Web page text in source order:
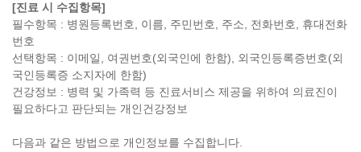
[진료 시 수집항목]
필수항목 : 병원등록번호, 이름, 주민번호, 주소, 전화번호, 휴대전화
번호
선택항목 : 이메일, 여권번호(외국인에 한함), 외국인등록증번호(외
국인등록증 소지자에 한함)
건강정보 : 병력 및 가족력 등 진료서비스 제공을 위하여 의료진이
필요하다고 판단되는 개인건강정보
다음과 같은 방법으로 개인정보를 수집합니다.